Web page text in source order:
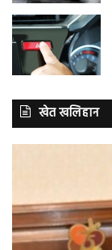
खेत खलिहान